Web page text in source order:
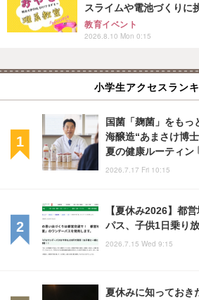
スライムや電池づくりに
教育イベント
2026.8.10 Mon 0:15
小学生アクセスラン
国菌「麹菌」をも
海醸造“あまさけ博
夏の健康ルーティン
2026.7.17 Fri 10:15
【夏休み2026】都
パス、子供1日乗り
2026.7.15 Wed 9:15
夏休みに知っておき